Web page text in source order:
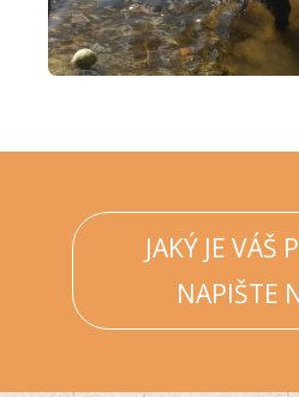
JAKÝ JE VÁŠ
NAPIŠTE